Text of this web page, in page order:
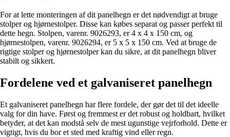
For at lette monteringen af dit panelhegn er det nødvendigt at bruge
stolper og hjørnestolper. Disse kan købes separat og passer perfekt til
dette hegn. Stolpen, varenr. 9026293, er 4 x 4 x 150 cm, og
hjørnestolpen, varenr. 9026294, er 5 x 5 x 150 cm. Ved at bruge de
rigtige stolper og hjørnestolper kan du sikre, at dit panelhegn bliver
stabilt og sikkert.
Fordelene ved et galvaniseret panelhegn
Et galvaniseret panelhegn har flere fordele, der gør det til det ideelle
valg for din have. Først og fremmest er det robust og holdbart, hvilket
betyder, at det kan modstå selv de mest ugunstige vejrforhold. Dette er
vigtigt, hvis du bor et sted med kraftig vind eller regn.